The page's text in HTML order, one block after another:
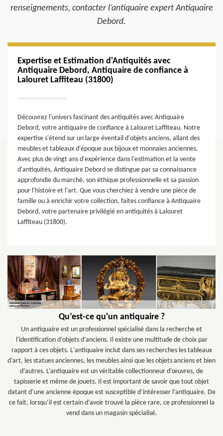
renseignements, contacter l’antiquaire expert Antiquaire
Debord.
Expertise et Estimation d'Antiquités avec
Antiquaire Debord, Antiquaire de confiance à
Lalouret Laffiteau (31800)
Découvrez l'univers fascinant des antiquités avec Antiquaire
Debord, votre antiquaire de confiance à Lalouret Laffiteau. Notre
expertise s'étend sur un large éventail d'objets anciens, allant des
meubles et tableaux d'époque aux bijoux et monnaies anciennes.
Avec plus de vingt ans d'expérience dans l'estimation et la vente
d'antiquités, Antiquaire Debord se distingue par sa connaissance
approfondie du marché, son éthique professionnelle et sa passion
pour l'histoire et l'art. Que vous cherchiez à vendre une pièce de
famille ou à enrichir votre collection, faites confiance à Antiquaire
Debord, votre partenaire privilégié en antiquités à Lalouret
Laffiteau (31800).
Qu’est-ce qu'un antiquaire ?
Un antiquaire est un professionnel spécialisé dans la recherche et
l'identification d’objets d’anciens. Il existe une multitude de choix par
rapport à ces objets. L'antiquaire inclut dans ses recherches les tableaux
d’art, les statues anciennes, les meubles ainsi que les objets anciens et bien
d’autres. L’antiquaire est un véritable collectionneur d’œuvres, de
tapisserie et même de jouets. Il est important de savoir que tout objet
datant d’une ancienne époque est susceptible d’intéresser l’antiquaire. De
ce fait, lorsqu’il est certain d’avoir trouvé la pièce rare, ce professionnel la
vend dans un magasin spécialisé.